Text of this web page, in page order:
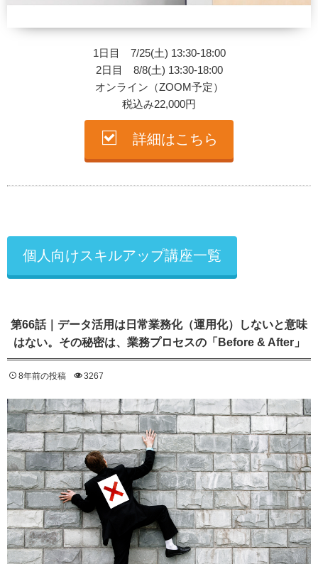
1日目 7/25(土) 13:30-18:00
2日目 8/8(土) 13:30-18:00
オンライン（ZOOM予定）
税込み22,000円
詳細はこちら
個人向けスキルアップ講座一覧
第66話｜データ活用は日常業務化（運用化）しないと意味
はない。その秘密は、業務プロセスの「Before & After」
8年前の投稿 3267